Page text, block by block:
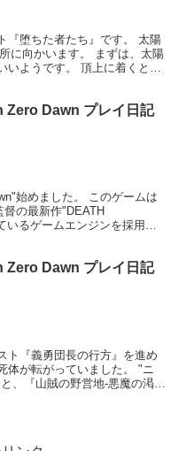
『堕ちた者たち』です。 太陽
に向かいます。 まずは、太陽
いようです。 頂上に着くと、
Zero Dawn プレイ日記
始めました。 このゲームは
の最新作"DEATH
いるゲームエンジンを採用し
Zero Dawn プレイ日記
ト『義勇団長の行方』を進め
体が転がっていました。 "ニ
、『山賊の野営地-悪魔の渇